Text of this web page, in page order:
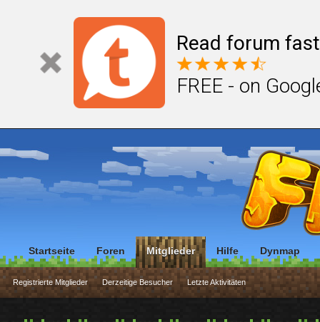
Read forum
FREE - on
Startseite Foren Mitglieder
Registrierte Mitglieder Derzeitige Besucher Letzte Aktivitäten
Hilfe Dynmap